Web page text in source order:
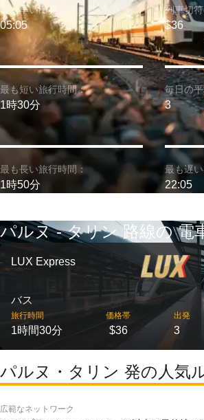
最も短い旅行時間：
1時30分
最も早い出発：
05:05
最も長い旅行時間：
1時50分
列車切符
$36
毎日の
3
最も遅
22:05
パルヌ - タリン 路線の 電
LUX Express
バス
旅行時間
1時間30分
価格帯
$36
出発
3
パルヌ・タリン 発の人気
広範なネットワーク